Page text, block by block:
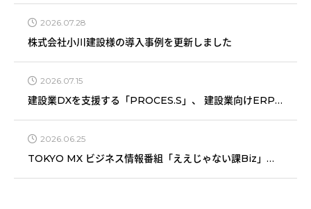
2026.07.28
株式会社小川建設様の導入事例を更新しました
2026.07.15
建設業DXを支援する「PROCES.S」、 建設業向けERPシステム部門で7期連続「Leader」を獲得
2026.06.25
TOKYO MX ビジネス情報番組「ええじゃない課Biz」にて建設業ERPシステム「PROCES.S」を紹介いただきました